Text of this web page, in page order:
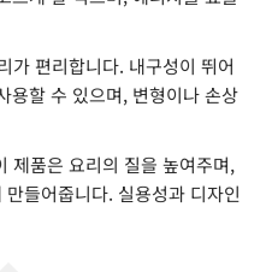
가 편리합니다. 내구성이 뛰어
용할 수 있으며, 변형이나 손상
제품은 요리의 질을 높여주며,
들어줍니다. 실용성과 디자인